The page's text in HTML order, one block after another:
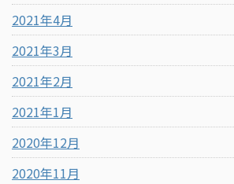
2021年4月
2021年3月
2021年2月
2021年1月
2020年12月
2020年11月